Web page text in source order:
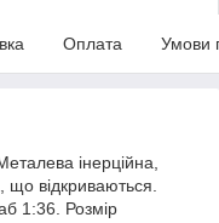
Оплата Умови
інерційна,
відкриваються.
1:36. Розмір